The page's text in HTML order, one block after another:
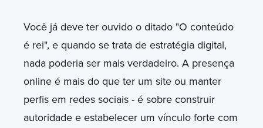
Você já deve ter ouvido o ditado "O conteúdo
é rei", e quando se trata de estratégia digital,
nada poderia ser mais verdadeiro. A presença
online é mais do que ter um site ou manter
perfis em redes sociais - é sobre construir
autoridade e estabelecer um vínculo forte com